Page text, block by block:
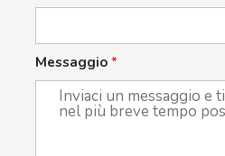
Messaggio *